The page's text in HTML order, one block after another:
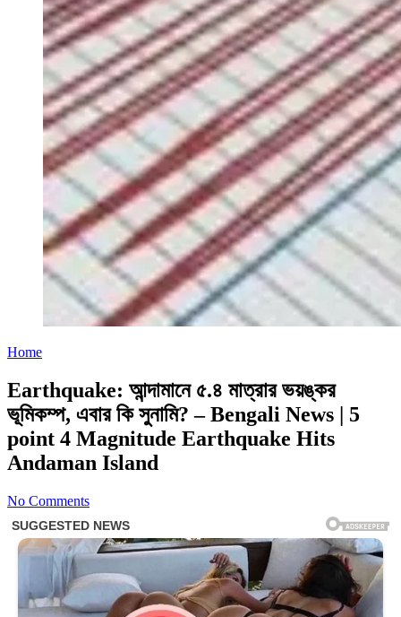
Home
Earthquake: আন্দামানে ৫.৪ মাত্রার ভয়ঙ্কর
ভূমিকম্প, এবার কি সুনামি? – Bengali News | 5
point 4 Magnitude Earthquake Hits
Andaman Island
No Comments